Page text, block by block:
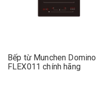
Bếp từ Munchen Domino
FLEX011 chính hãng